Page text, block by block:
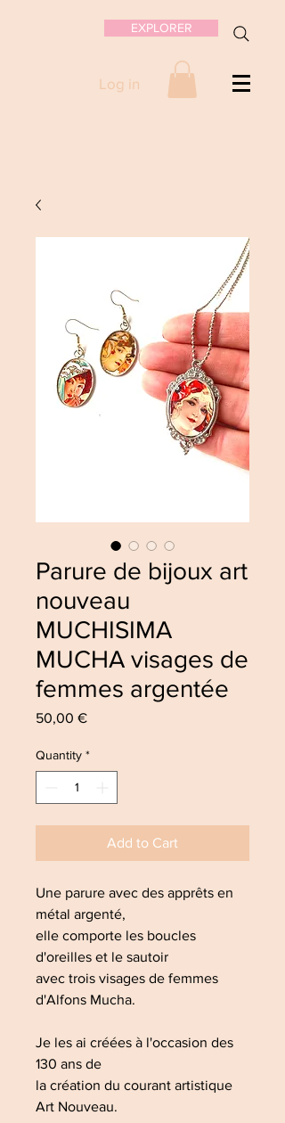
EXPLORER
Log in
Parure de bijoux art
nouveau
MUCHISIMA
MUCHA visages de
femmes argentée
50,00 €Price
Quantity *
Add to Cart
Une parure avec des apprêts en
métal argenté,
elle comporte les boucles
d'oreilles et le sautoir
avec trois visages de femmes
d'Alfons Mucha.
Je les ai créées à l'occasion des
130 ans de
la création du courant artistique
Art Nouveau.